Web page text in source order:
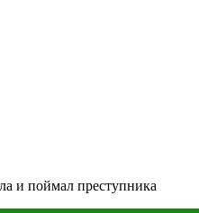
и поймал преступника